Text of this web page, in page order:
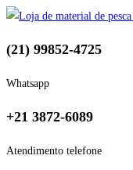
(21) 99852-4725
Whatsapp
+21 3872-6089
Atendimento telefone